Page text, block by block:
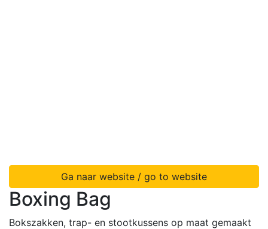
Ga naar website / go to website
Boxing Bag
Bokszakken, trap- en stootkussens op maat gemaakt